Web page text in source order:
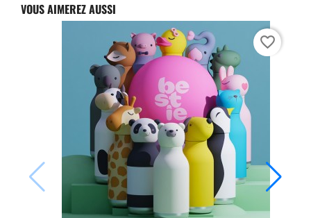
VOUS AIMEREZ AUSSI
favorite_border